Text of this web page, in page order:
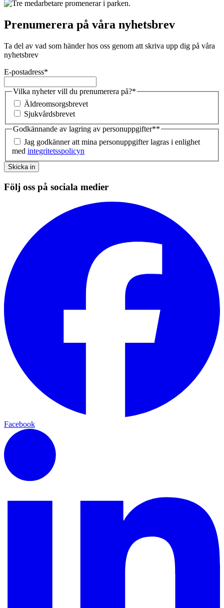
Prenumerera på våra nyhetsbrev
Ta del av vad som händer hos oss genom att skriva upp dig på våra
nyhetsbrev
E-postadress*
Vilka nyheter vill du prenumerera på?*
Äldreomsorgsbrevet
Sjukvårdsbrevet
Godkännande av lagring av personuppgifter**
Jag godkänner att mina personuppgifter lagras i enlighet
med integritetsspolicyn
Skicka in
Följ oss på sociala medier
Facebook